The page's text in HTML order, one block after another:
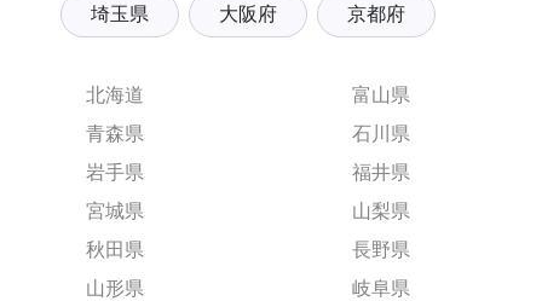
埼玉県 大阪府 京都府
北海道
青森県
岩手県
宮城県
秋田県
山形県
富山県
石川県
福井県
山梨県
長野県
岐阜県